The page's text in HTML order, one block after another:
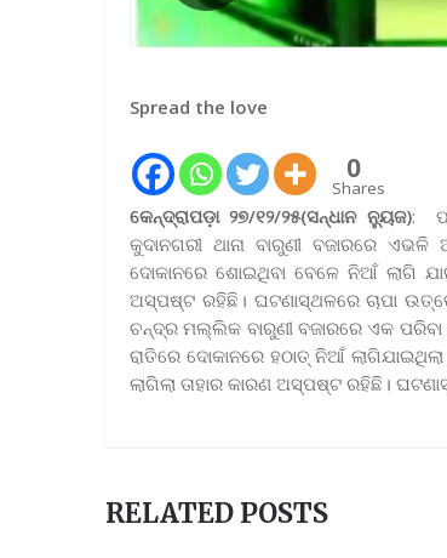
Spread the love
0
Shares
କେନ୍ଦ୍ରାପଡ଼ା ୨୭/୧୨/୨୫(ସନ୍ଧାନ ନ୍ୟୁଜ):
କୁଦାନଗରୀ ଥାନା ବାରୁଣୀ ବଜାରରେ
ଦୋକାନରେ ଶୋଇଥିବା ବେଳେ ନିଆଁ ଲାଗି
ଅସ୍ପଷ୍ଟ ରହିଛି। ଘଟଣାସ୍ଥଳରେ ଚାପା
ଚନ୍ଦ୍ର ମଲ୍ଲିକ ବାରୁଣୀ ବଜାରରେ ଏକ
ରାତିରେ ଦୋକାନରେ ହଠାତ୍ ନିଆଁ
ଲାଗିଲା ତାହାର କାରଣ ଅସ୍ପଷ୍ଟ ରହିଛି।
RELATED POSTS